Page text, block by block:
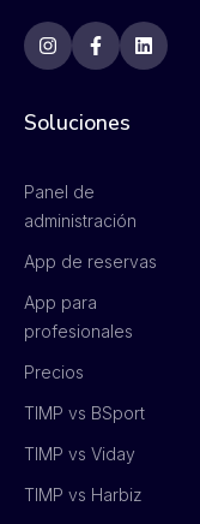
Soluciones
Panel de
administración
App de reservas
App para
profesionales
Precios
TIMP vs BSport
TIMP vs Viday
TIMP vs Harbiz